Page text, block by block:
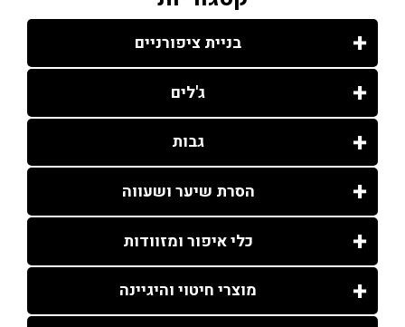
בניית ציפורניים
ג'לים
גבות
הסרת שיער ושעווה
כלי איפור ומזוודות
מוצרי חיטוי והיגיינה